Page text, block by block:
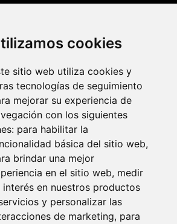
cookies
sitio web utiliza cookies y
tecnologías de seguimiento
mejorar su experiencia de
con los siguientes
para habilitar la
básica del sitio web,
brindar una mejor
en el sitio web, medir
interés en nuestros productos
y personalizar las
de marketing, para
de novedades y viajes
aceptas nuestraPolítica de privacidad